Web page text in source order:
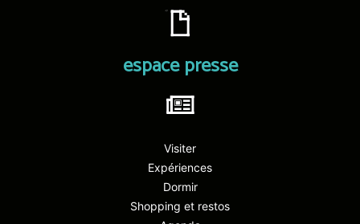
espace presse
Visiter
Expériences
Dormir
Shopping et restos